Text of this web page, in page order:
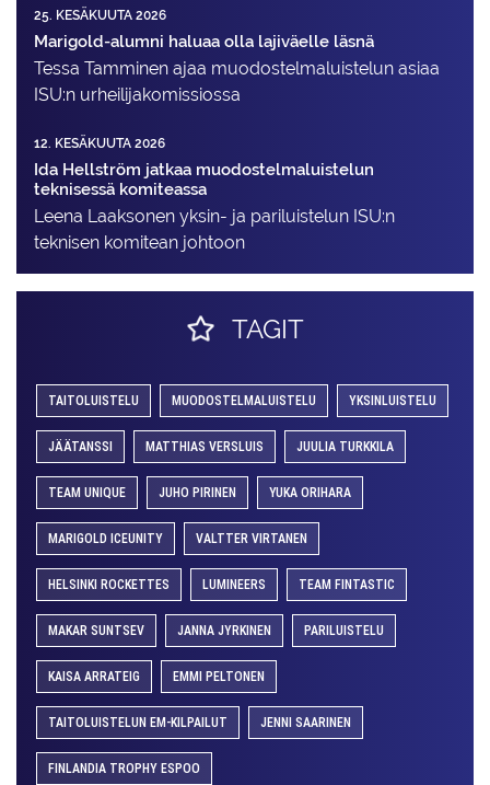
25. KESÄKUUTA 2026
Marigold-alumni haluaa olla lajiväelle läsnä
Tessa Tamminen ajaa muodostelma­luistelun asiaa
ISU:n urheilija­komissiossa
12. KESÄKUUTA 2026
Ida Hellström jatkaa muodostelmaluistelun
teknisessä komiteassa
Leena Laaksonen yksin- ja pariluistelun ISU:n
teknisen komitean johtoon
TAGIT
TAITOLUISTELU MUODOSTELMALUISTELU YKSINLUISTELU
JÄÄTANSSI MATTHIAS VERSLUIS JUULIA TURKKILA
TEAM UNIQUE JUHO PIRINEN YUKA ORIHARA
MARIGOLD ICEUNITY VALTTER VIRTANEN
HELSINKI ROCKETTES LUMINEERS TEAM FINTASTIC
MAKAR SUNTSEV JANNA JYRKINEN PARILUISTELU
KAISA ARRATEIG EMMI PELTONEN
TAITOLUISTELUN EM-KILPAILUT JENNI SAARINEN
FINLANDIA TROPHY ESPOO